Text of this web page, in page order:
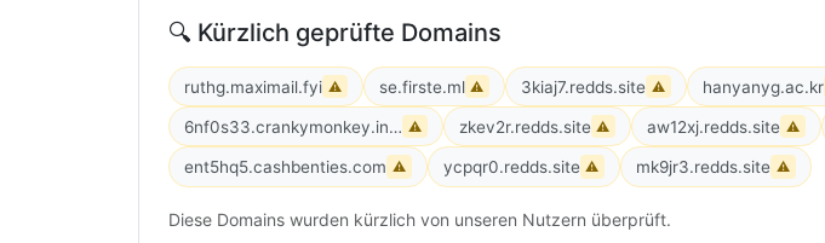
🔍 Kürzlich geprüfte Domains
ruthg.maximail.fyi ⚠ se.firste.ml ⚠ 3kiaj7.redds.site ⚠ hanyanyg.ac.kr
6nf0s33.crankymonkey.info ⚠ zkev2r.redds.site ⚠ aw12xj.redds.site ⚠
ent5hq5.cashbenties.com ⚠ ycpqr0.redds.site ⚠ mk9jr3.redds.site ⚠
Diese Domains wurden kürzlich von unseren Nutzern überprüft.